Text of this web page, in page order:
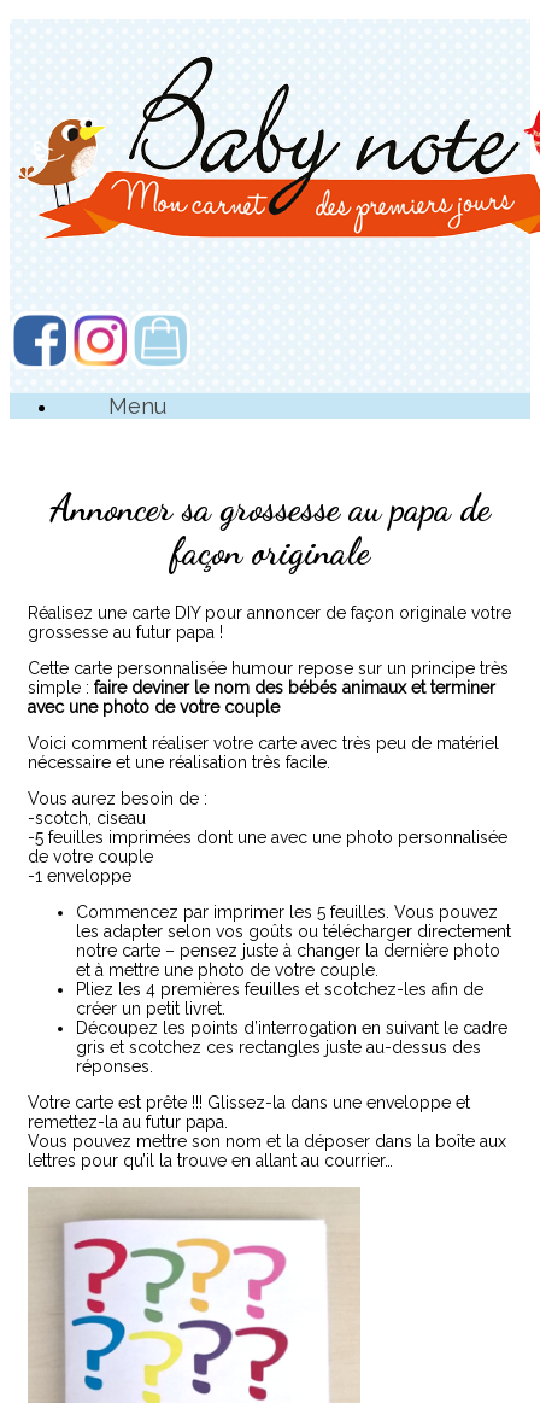
Menu
Annoncer sa grossesse au papa de
façon originale
Réalisez une carte DIY pour annoncer de façon originale votre
grossesse au futur papa !
Cette carte personnalisée humour repose sur un principe très
simple : faire deviner le nom des bébés animaux et terminer
avec une photo de votre couple
Voici comment réaliser votre carte avec très peu de matériel
nécessaire et une réalisation très facile.
Vous aurez besoin de :
-scotch, ciseau
-5 feuilles imprimées dont une avec une photo personnalisée
de votre couple
-1 enveloppe
Commencez par imprimer les 5 feuilles. Vous pouvez
les adapter selon vos goûts ou télécharger directement
notre carte – pensez juste à changer la dernière photo
et à mettre une photo de votre couple.
Pliez les 4 premières feuilles et scotchez-les afin de
créer un petit livret.
Découpez les points d’interrogation en suivant le cadre
gris et scotchez ces rectangles juste au-dessus des
réponses.
Votre carte est prête !!! Glissez-la dans une enveloppe et
remettez-la au futur papa.
Vous pouvez mettre son nom et la déposer dans la boîte aux
lettres pour qu’il la trouve en allant au courrier…